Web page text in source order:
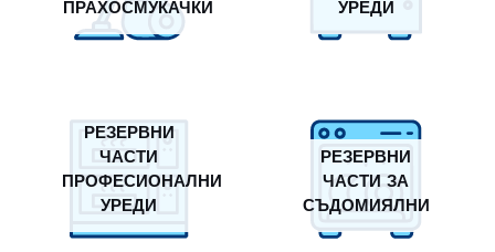
ПРАХОСМУКАЧКИ
УРЕДИ
РЕЗЕРВНИ
ЧАСТИ
ПРОФЕСИОНАЛНИ
УРЕДИ
РЕЗЕРВНИ
ЧАСТИ ЗА
СЪДОМИЯЛНИ